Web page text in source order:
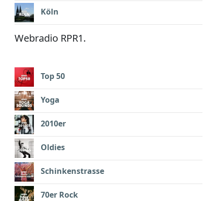
Köln
Webradio RPR1.
Top 50
Yoga
2010er
Oldies
Schinkenstrasse
70er Rock